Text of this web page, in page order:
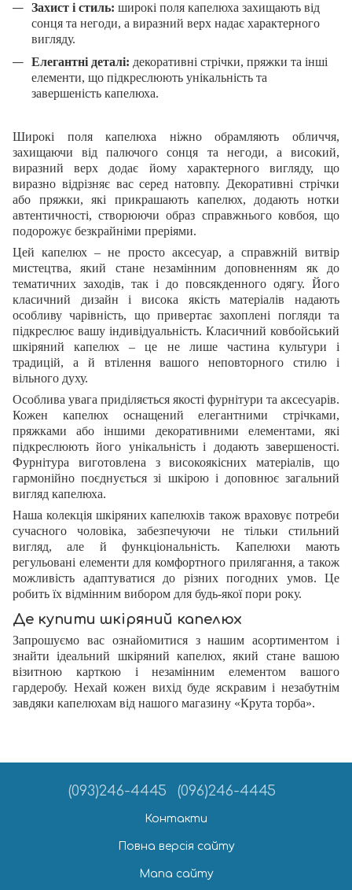
Захист і стиль: широкі поля капелюха захищають від
сонця та негоди, а виразний верх надає характерного
вигляду.
Елегантні деталі: декоративні стрічки, пряжки та інші
елементи, що підкреслюють унікальність та
завершеність капелюха.
Широкі поля капелюха ніжно обрамляють обличчя,
захищаючи від палючого сонця та негоди, а високий,
виразний верх додає йому характерного вигляду, що
виразно відрізняє вас серед натовпу. Декоративні стрічки
або пряжки, які прикрашають капелюх, додають нотки
автентичності, створюючи образ справжнього ковбоя, що
подорожує безкрайніми преріями.
Цей капелюх – не просто аксесуар, а справжній витвір
мистецтва, який стане незамінним доповненням як до
тематичних заходів, так і до повсякденного одягу. Його
класичний дизайн і висока якість матеріалів надають
особливу чарівність, що привертає захоплені погляди та
підкреслює вашу індивідуальність. Класичний ковбойський
шкіряний капелюх – це не лише частина культури і
традицій, а й втілення вашого неповторного стилю і
вільного духу.
Особлива увага приділяється якості фурнітури та аксесуарів.
Кожен капелюх оснащений елегантними стрічками,
пряжками або іншими декоративними елементами, які
підкреслюють його унікальність і додають завершеності.
Фурнітура виготовлена з високоякісних матеріалів, що
гармонійно поєднується зі шкірою і доповнює загальний
вигляд капелюха.
Наша колекція шкіряних капелюхів також враховує потреби
сучасного чоловіка, забезпечуючи не тільки стильний
вигляд, але й функціональність. Капелюхи мають
регульовані елементи для комфортного прилягання, а також
можливість адаптуватися до різних погодних умов. Це
робить їх відмінним вибором для будь-якої пори року.
Де купити шкіряний капелюх
Запрошуємо вас ознайомитися з нашим асортиментом і
знайти ідеальний шкіряний капелюх, який стане вашою
візитною карткою і незамінним елементом вашого
гардеробу. Нехай кожен вихід буде яскравим і незабутнім
завдяки капелюхам від нашого магазину «Крута торба».
(093)246-4445 (096)246-4445
Контакти
Повна версія сайту
Мапа сайту